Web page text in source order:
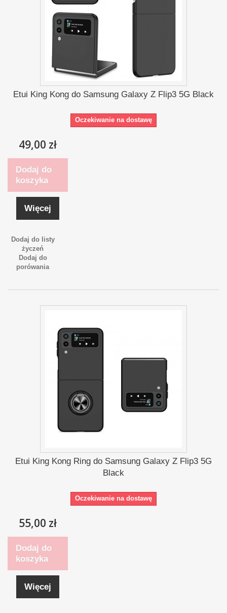
Etui King Kong do Samsung Galaxy Z Flip3 5G Black
Oczekiwanie na dostawę
49,00 zł
Dodaj do
koszyka
Więcej
Dodaj do listy
życzeń
Dodaj do
porówania
Etui King Kong Ring do Samsung Galaxy Z Flip3 5G
Black
Oczekiwanie na dostawę
55,00 zł
Dodaj do
koszyka
Więcej